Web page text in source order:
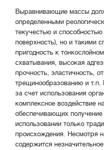
Выравнивающие массы
определенными
текучестью и
поверхность), но и такими
пригодность к
схватывания, высокая
прочность, эластичность,
трещинообразованию и т.п.
за счет использования
комплексное воздействие
обеспечивающих
использовании только
происхождения. Несмотря
содержится